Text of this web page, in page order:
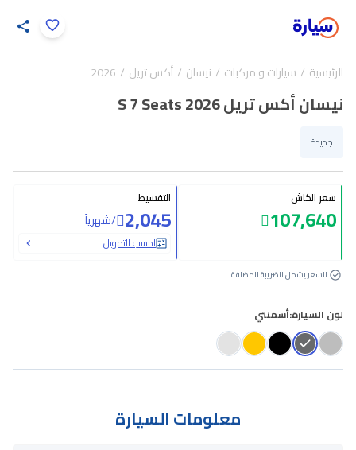
الرئيسية سيارات و مركبات نيسان أكس تريل 2026
نيسان أكس تريل S 7 Seats 2026
جديدة
سعر الكاش
107,640
التقسيط
2,045
/شهرياً
احسب التمويل
السعر يشمل الضريبة المضافة
لون السيارة:أسمنتي
معلومات السيارة